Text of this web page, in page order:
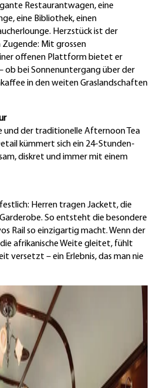
Restaurantwagen, eine
eine Bibliothek, einen
Herzstück ist der
Mit grossen
offenen Plattform bietet er
ob bei Sonnenuntergang über der
in den weiten Graslandschaften
und der traditionelle Afternoon Tea
kümmert sich ein 24-Stunden-
diskret und immer mit einem
Herren tragen Jackett, die
So entsteht die besondere
Rail so einzigartig macht. Wenn der
afrikanische Weite gleitet, fühlt
versetzt – ein Erlebnis, das man nie